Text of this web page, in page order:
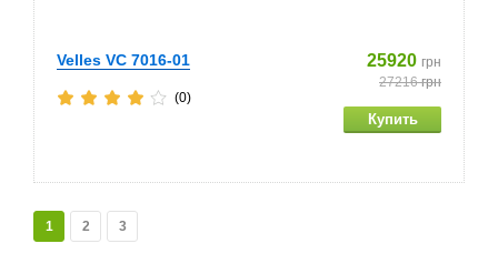
Velles VC 7016-01 25920 грн
27216грн
(0)
1 2 3